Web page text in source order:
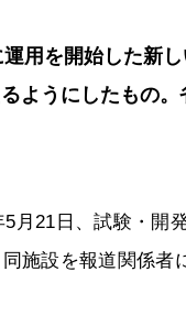
用を開始した新
ようにしたもの
月21日、試験・開
施設を報道関係者